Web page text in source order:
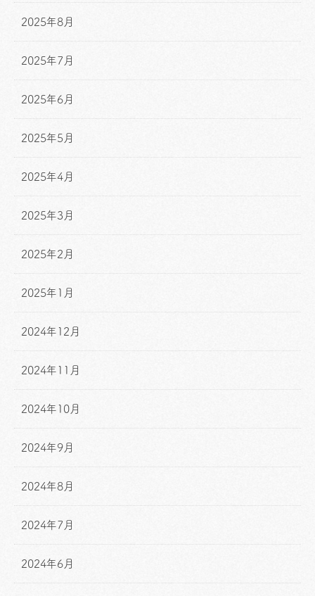
2025年8月
2025年7月
2025年6月
2025年5月
2025年4月
2025年3月
2025年2月
2025年1月
2024年12月
2024年11月
2024年10月
2024年9月
2024年8月
2024年7月
2024年6月